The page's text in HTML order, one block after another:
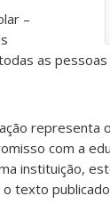
–
as
com a
instituição,
texto